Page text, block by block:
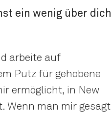
ein wenig über dich
arbeite auf
Putz für gehobene
ermöglicht, in New
Wenn man mir gesagt